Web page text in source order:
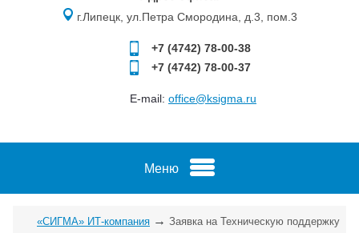
г.Липецк, ул.Петра Смородина, д.3, пом.3
+7 (4742) 78-00-38
+7 (4742) 78-00-37
E-mail: office@ksigma.ru
Меню
«СИГМА» ИТ-компания → Заявка на Техническую поддержку